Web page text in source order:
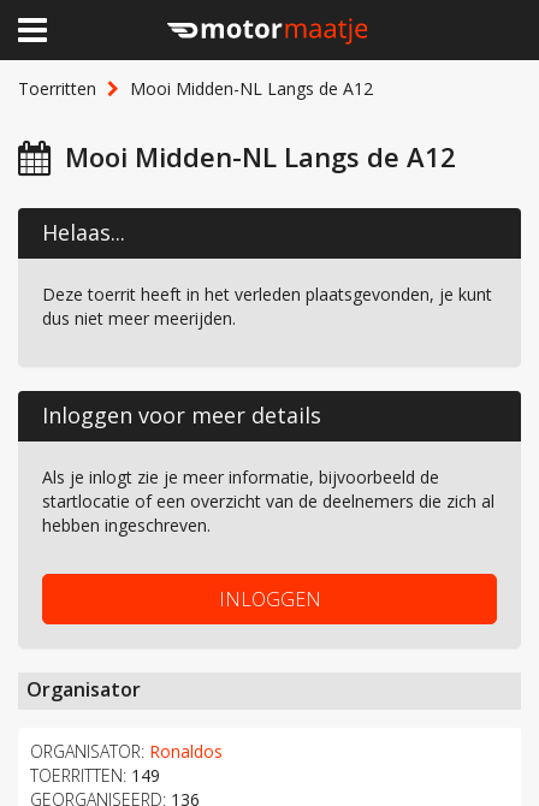
Toerritten Mooi Midden-NL Langs de A12
Mooi Midden-NL Langs de A12
Helaas...
Deze toerrit heeft in het verleden plaatsgevonden, je kunt
dus niet meer meerijden.
Inloggen voor meer details
Als je inlogt zie je meer informatie, bijvoorbeeld de
startlocatie of een overzicht van de deelnemers die zich al
hebben ingeschreven.
INLOGGEN
Organisator
ORGANISATOR: Ronaldos
TOERRITTEN: 149
GEORGANISEERD: 136
×
Home
Clubhuis
Lid worden
Over Motormaatje